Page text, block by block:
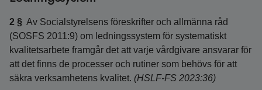
2 § Av Socialstyrelsens föreskrifter och allmänna råd
(SOSFS 2011:9) om ledningssystem för systematiskt
kvalitetsarbete framgår det att varje vårdgivare ansvarar för
att det finns de processer och rutiner som behövs för att
säkra verksamhetens kvalitet. (HSLF-FS 2023:36)